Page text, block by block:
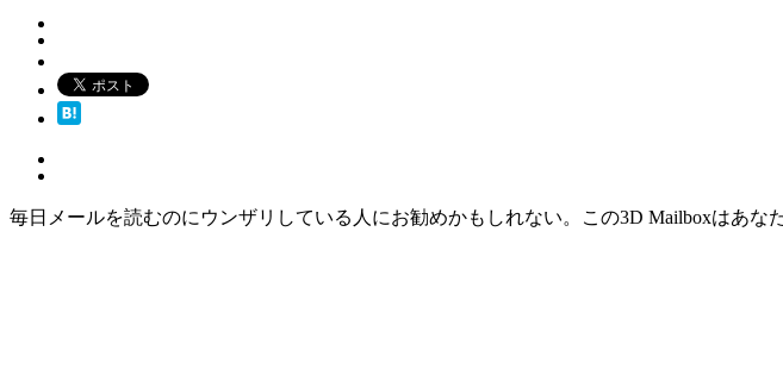
毎日メールを読むのにウンザリしている人にお勧めかもしれない。この3D Mailboxはあな